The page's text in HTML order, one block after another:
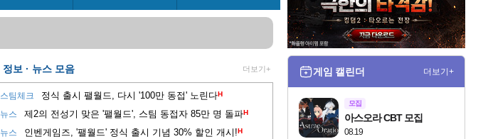
정보 · 뉴스 모음 더보기+
스팀체크 정식 출시 팰월드, 다시 '100만 동접' 노린다H
뉴스 제2의 전성기 맞은 '팰월드', 스팀 동접자 85만 명 돌파H
뉴스 인벤게임즈, '팰월드' 정식 출시 기념 30% 할인 개시!H
게임 캘린더 더보기+
모집
08.19
아스오라 CBT 모집